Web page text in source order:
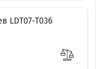
LDT07-T036